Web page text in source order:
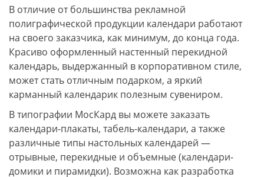
В отличие от большинства рекламной
полиграфической продукции календари работают
на своего заказчика, как минимум, до конца года.
Красиво оформленный настенный перекидной
календарь, выдержанный в корпоративном стиле,
может стать отличным подарком, а яркий
карманный календарик полезным сувениром.
В типографии МосКард вы можете заказать
календари-плакаты, табель-календари, а также
различные типы настольных календарей —
отрывные, перекидные и объемные (календари-
домики и пирамидки). Возможна как разработка